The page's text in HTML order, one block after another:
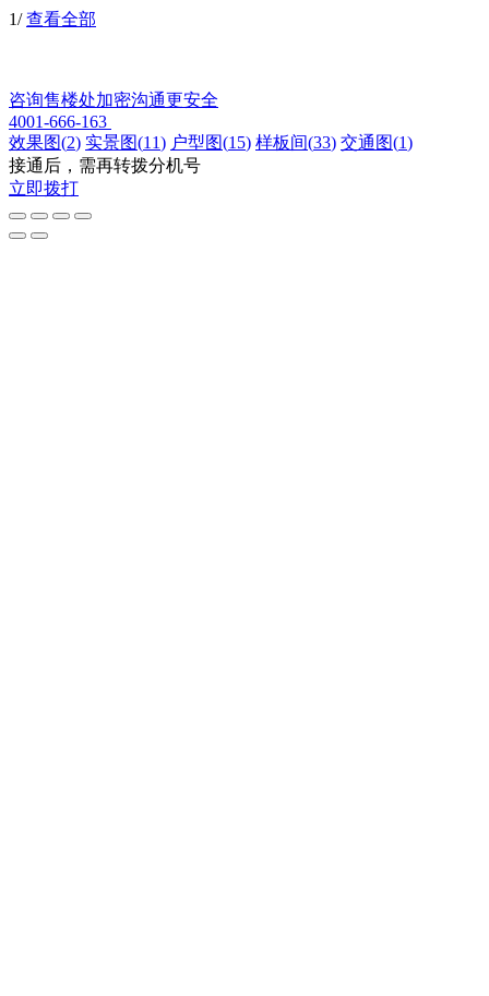
1/ 查看全部
咨询售楼处加密沟通更安全
4001-666-163
效果图(2) 实景图(11) 户型图(15) 样板间(33) 交通图(1)
接通后，需再转拨分机号
立即拨打